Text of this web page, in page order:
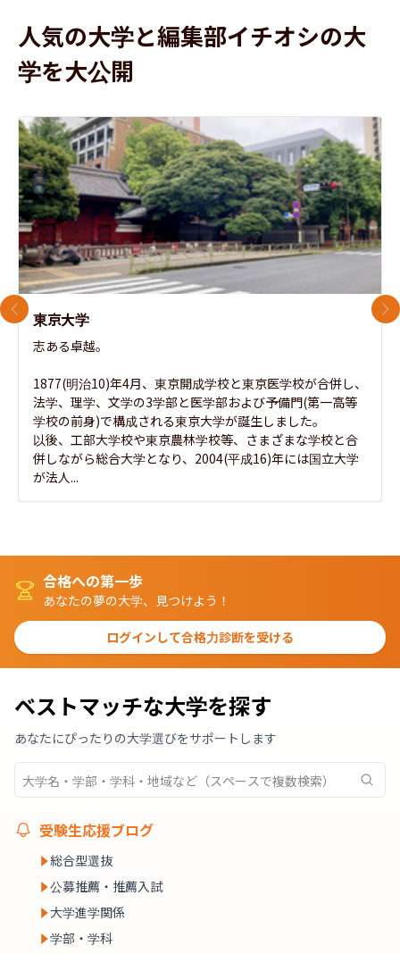
人気の大学と編集部イチオシの大
学を大公開
東京大学
志ある卓越。
1877(明治10)年4月、東京開成学校と東京医学校が合併し、
法学、理学、文学の3学部と医学部および予備門(第一高等
学校の前身)で構成される東京大学が誕生しました。
以後、工部大学校や東京農林学校等、さまざまな学校と合
併しながら総合大学となり、2004(平成16)年には国立大学
が法人...
前のスライド 次
合格への第一歩
あなたの夢の大学、見つけよう！
ログインして合格力診断を受ける
ベストマッチな大学を探す
あなたにぴったりの大学選びをサポートします
受験生応援ブログ
総合型選抜
公募推薦・推薦入試
大学進学関係
学部・学科